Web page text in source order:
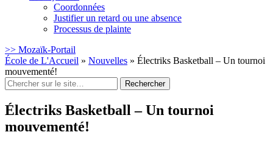
Coordonnées
Justifier un retard ou une absence
Processus de plainte
>> Mozaïk-Portail
École de L'Accueil » Nouvelles » Électriks Basketball – Un tournoi
mouvementé!
Rechercher
:
Électriks Basketball – Un tournoi
mouvementé!